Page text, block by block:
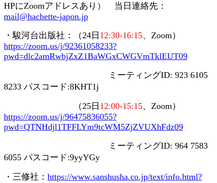
HPにZoomアドレスあり） 当日連絡先：
mail@hachette-japon.jp
・駿河台出版社：（24 日 12:30-16:15、 Zoom）
https://zoom.us/j/92361058233?
pwd=dlc2amRwbjZxZ1BaWGxCWGVmTklEUT09
ミーティングID: 923 6105
8233 パスコード:8KHT1j
（25 日 12:00-15:15、 Zoom）
https://zoom.us/j/96475836055?
pwd=QTNHdjl1TFFLYm9tcWM5ZjZVUXhFdz09
ミーティングID: 964 7583
6055 パスコード:9yyYGy
・三修社： https://www.sanshusha.co.jp/text/info.html?